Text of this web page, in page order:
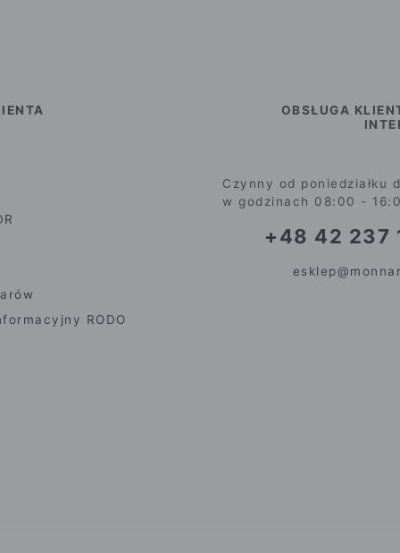
RODO
OBSŁUGA
Czynny od poniedziałku
w godzinach 08:00 -
+48 42 237